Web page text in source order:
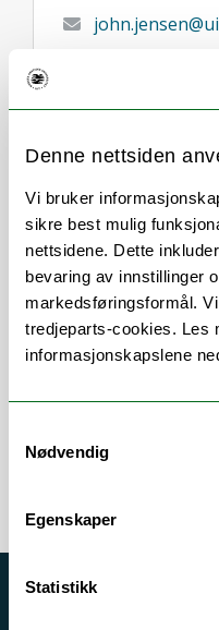
Denne nettsiden
Vi bruker
sikre best mulig
nettsidene. Dette
bevaring av innstillinger
markedsføringsformål.
tredjeparts-cookies. Les
informasjonskapslene
Nødvendig
Egenskaper
Statistikk
Om
Publikasjoner